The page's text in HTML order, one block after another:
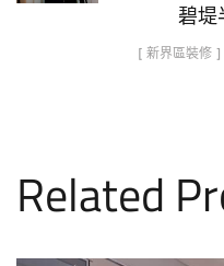
碧堤
[ 新界區裝修
Related